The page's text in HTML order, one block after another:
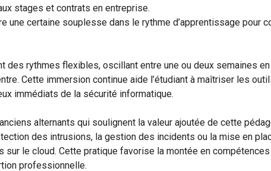
stages et contrats en entreprise.
une certaine souplesse dans le rythme d’apprentissage pour
des rythmes flexibles, oscillant entre une ou deux semaines en
Cette immersion continue aide l’étudiant à maîtriser les
immédiats de la sécurité informatique.
alternants qui soulignent la valeur ajoutée de cette
des intrusions, la gestion des incidents ou la mise en
le cloud. Cette pratique favorise la montée en
professionnelle.